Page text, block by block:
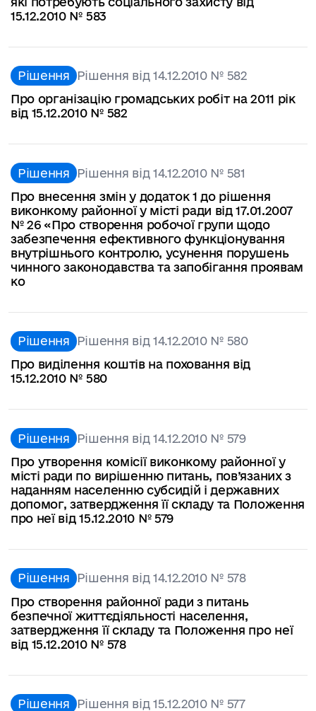
15.12.2010 № 583
Рішення Рішення від 14.12.2010 № 582
Про організацію громадських робіт на 2011 рік
від 15.12.2010 № 582
Рішення Рішення від 14.12.2010 № 581
Про внесення змін у додаток 1 до рішення
виконкому районної у місті ради від 17.01.2007
№ 26 «Про створення робочої групи щодо
забезпечення ефективного функціонування
внутрішнього контролю, усунення порушень
чинного законодавства та запобігання проявам
ко
Рішення Рішення від 14.12.2010 № 580
Про виділення коштів на поховання від
15.12.2010 № 580
Рішення Рішення від 14.12.2010 № 579
Про утворення комісії виконкому районної у
місті ради по вирішенню питань, пов’язаних з
наданням населенню субсидій і державних
допомог, затвердження її складу та Положення
про неї від 15.12.2010 № 579
Рішення Рішення від 14.12.2010 № 578
Про створення районної ради з питань
безпечної життєдіяльності населення,
затвердження її складу та Положення про неї
від 15.12.2010 № 578
Рішення Рішення від 15.12.2010 № 577